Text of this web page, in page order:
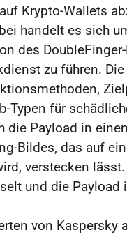
Krypto-Wallets
handelt es sich
des
zu führen.
Typen für
die Payload in
Bildes, das auf
verstecken
und die Payload
von Kaspersky